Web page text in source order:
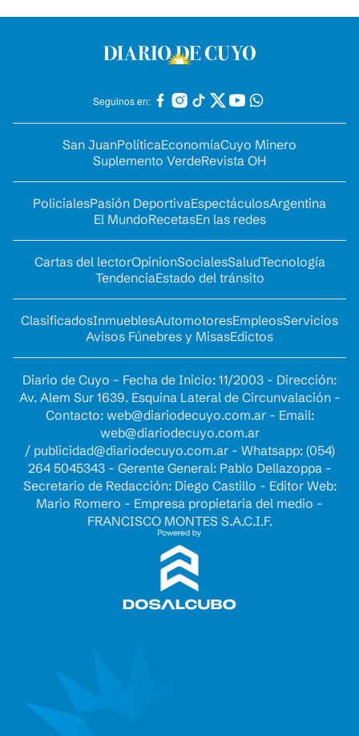
Seguinos en:
San JuanPolíticaEconomíaCuyo Minero
Suplemento VerdeRevista OH
PolicialesPasión DeportivaEspectáculosArgentina
El MundoRecetasEn las redes
Cartas del lectorOpinionSocialesSaludTecnología
TendenciaEstado del tránsito
ClasificadosInmueblesAutomotoresEmpleosServicios
Avisos Fúnebres y MisasEdictos
Diario de Cuyo - Fecha de Inicio: 11/2003 - Dirección:
Av. Alem Sur 1639. Esquina Lateral de Circunvalación -
Contacto: web@diariodecuyo.com.ar- Email:
web@diariodecuyo.com.ar
/ publicidad@diariodecuyo.com.ar- Whatsapp: (054)
264 5045343 - Gerente General: Pablo Dellazoppa -
Secretario de Redacción: Diego Castillo - Editor Web:
Mario Romero - Empresa propietaria del medio -
FRANCISCO MONTES S.A.C.I.F.